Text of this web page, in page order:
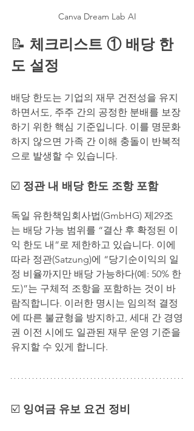
Canva Dream Lab AI
📝 체크리스트 ① 배당 한
도 설정
배당 한도는 기업의 재무 건전성을 유지
하면서도, 주주 간의 공정한 분배를 보장
하기 위한 핵심 기준입니다. 이를 명문화
하지 않으면 가족 간 이해 충돌이 반복적
으로 발생할 수 있습니다.
☑️ 정관 내 배당 한도 조항 포함
독일 유한책임회사법(GmbHG) 제29조
는 배당 가능 범위를 “결산 후 확정된 이
익 한도 내”로 제한하고 있습니다. 이에
따라 정관(Satzung)에 “당기순이익의 일
정 비율까지만 배당 가능하다(예: 50% 한
도)”는 구체적 조항을 포함하는 것이 바
람직합니다. 이러한 명시는 임의적 결정
에 따른 불균형을 방지하고, 세대 간 경영
권 이전 시에도 일관된 재무 운영 기준을
유지할 수 있게 합니다.
☑️ 잉여금 유보 요건 정비